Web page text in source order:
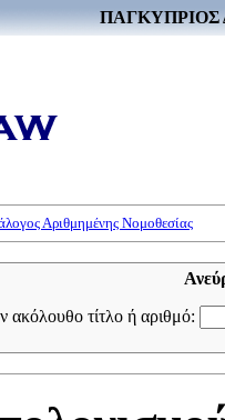
ΠΑΓΚΥΠΡΙΟΣ
Αριθμημένης Νομοθεσίας
ακόλουθο τίτλο ή αριθμό: